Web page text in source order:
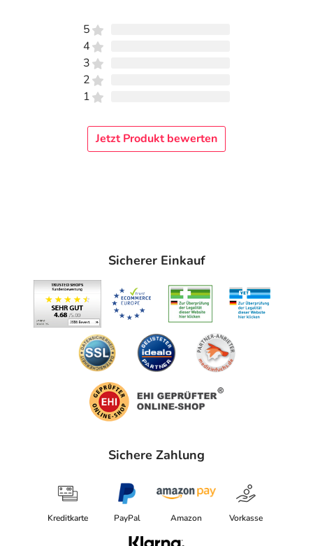
5
4
3
2
1
Jetzt Produkt bewerten
Sicherer Einkauf
Sichere Zahlung
Kreditkarte PayPal Amazon Vorkasse